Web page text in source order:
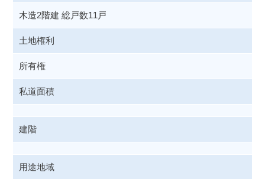
木造2階建 総戸数11戸
土地権利
所有権
私道面積
建階
用途地域